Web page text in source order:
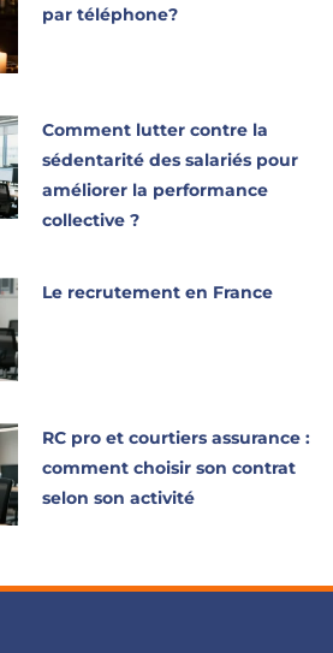
par téléphone?
Comment lutter contre la
sédentarité des salariés pour
améliorer la performance
collective ?
Le recrutement en France
RC pro et courtiers assurance :
comment choisir son contrat
selon son activité